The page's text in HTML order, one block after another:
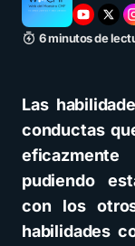
6 minutos de
Las
conductas
pudiendo
con los
habilidades